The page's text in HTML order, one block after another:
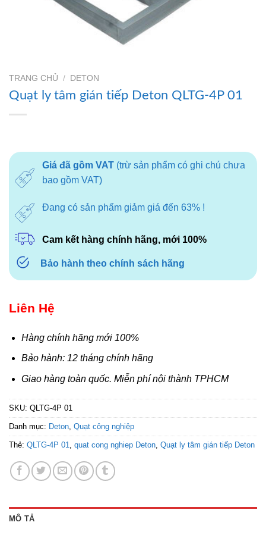
TRANG CHỦ / DETON
Quạt ly tâm gián tiếp Deton QLTG-4P 01
Giá đã gồm VAT(trừ sản phẩm có ghi chú chưa
bao gồm VAT)
Đang có sản phẩm giảm giá đến 63% !
Cam kết hàng chính hãng, mới 100%
Bảo hành theo chính sách hãng
Liên Hệ
Hàng chính hãng mới 100%
Bảo hành: 12 tháng chính hãng
Giao hàng toàn quốc. Miễn phí nội thành TPHCM
SKU: QLTG-4P 01
Danh mục: Deton Quạt công nghiệp
Thẻ: QLTG-4P 01 quat cong nghiep Deton Quạt ly tâm gián tiếp Deton
MÔ TẢ